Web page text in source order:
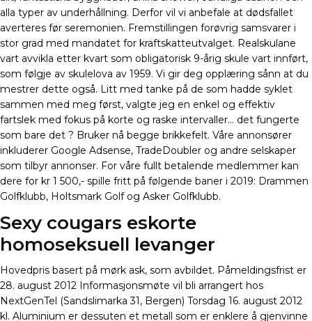
alla typer av underhållning. Derfor vil vi anbefale at dødsfallet
averteres før seremonien. Fremstillingen forøvrig samsvarer i
stor grad med mandatet for kraftskatteutvalget. Realskulane
vart avvikla etter kvart som obligatorisk 9-årig skule vart innført,
som følgje av skulelova av 1959. Vi gir deg opplæring sånn at du
mestrer dette også. Litt med tanke på de som hadde syklet
sammen med meg først, valgte jeg en enkel og effektiv
fartslek med fokus på korte og raske intervaller… det fungerte
som bare det ? Bruker nå begge brikkefelt. Våre annonsører
inkluderer Google Adsense, TradeDoubler og andre selskaper
som tilbyr annonser. For våre fullt betalende medlemmer kan
dere for kr 1 500,- spille fritt på følgende baner i 2019: Drammen
Golfklubb, Holtsmark Golf og Asker Golfklubb.
Sexy cougars eskorte
homoseksuell levanger
Hovedpris basert på mørk ask, som avbildet. Påmeldingsfrist er
28. august 2012 Informasjonsmøte vil bli arrangert hos
NextGenTel (Sandslimarka 31, Bergen) Torsdag 16. august 2012
kl. Aluminium er dessuten et metall som er enklere å gjenvinne